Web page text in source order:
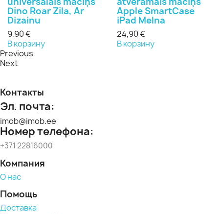
Dino Roar Zila, Ar
Dizainu
9,90 €
В корзину
Apple SmartCase
iPad Melna
24,90 €
В корзину
Previous
Next
Контакты
Эл. почта:
imob@imob.ee
Номер телефона:
+371 22816000
Компания
О нас
Помощь
Доставка